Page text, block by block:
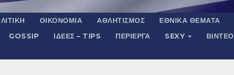
ΟΙΚΟΝΟΜΊΑ ΑΘΛΗΤΙΣΜΌΣ ΕΘΝΙΚΆ ΘΈΜΑΤΑ
GOSSIP ΙΔΈΕΣ – TIPS ΠΕΡΊΕΡΓΑ SEXY ΒΙΝΤΕΟ